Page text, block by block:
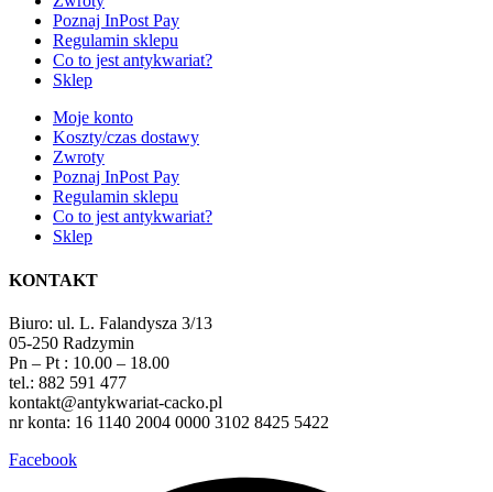
Poznaj InPost Pay
Regulamin sklepu
Co to jest antykwariat?
Sklep
Moje konto
Koszty/czas dostawy
Zwroty
Poznaj InPost Pay
Regulamin sklepu
Co to jest antykwariat?
Sklep
KONTAKT
Biuro: ul. L. Falandysza 3/13
05-250 Radzymin
Pn – Pt : 10.00 – 18.00
tel.: 882 591 477
kontakt@antykwariat-cacko.pl
nr konta: 16 1140 2004 0000 3102 8425 5422
Facebook